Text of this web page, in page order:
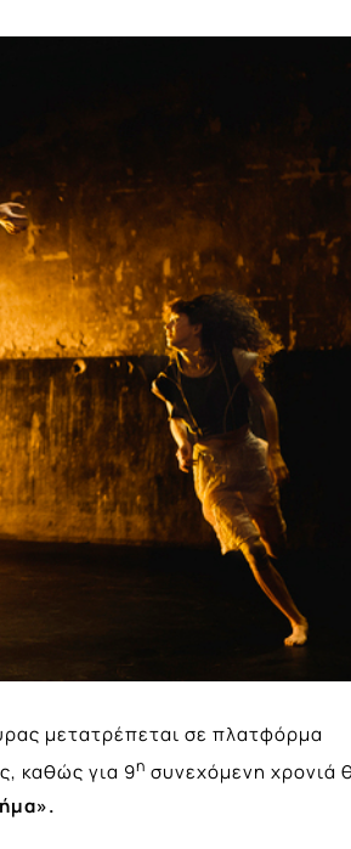
μετατρέπεται σε πλατφόρμα
καθώς για 9η συνεχόμενη χρονιά